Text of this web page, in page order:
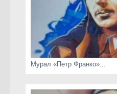
Мурал «Петр Франко»...